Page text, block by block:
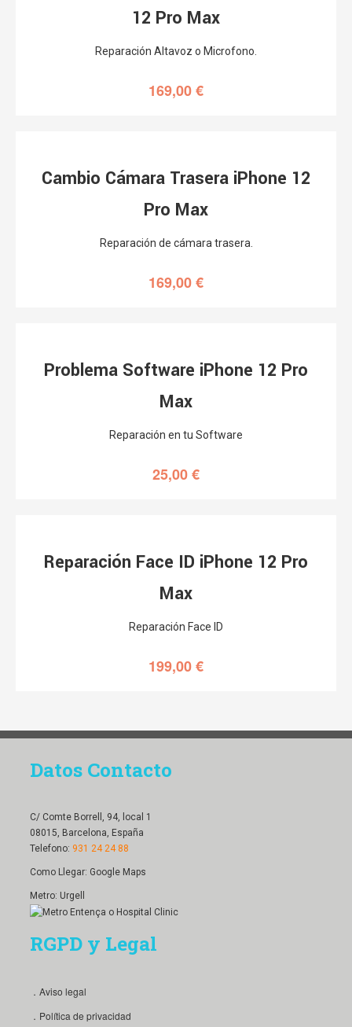
12 Pro Max
Reparación Altavoz o Microfono.
169,00€
Cambio Cámara Trasera iPhone 12
Pro Max
Reparación de cámara trasera.
169,00€
Problema Software iPhone 12 Pro
Max
Reparación en tu Software
25,00€
Reparación Face ID iPhone 12 Pro
Max
Reparación Face ID
199,00€
Datos Contacto
C/ Comte Borrell, 94, local 1
08015, Barcelona, España
Telefono: 931 24 24 88
Como Llegar: Google Maps
Metro: Urgell
RGPD y Legal
．Aviso legal
．Política de privacidad